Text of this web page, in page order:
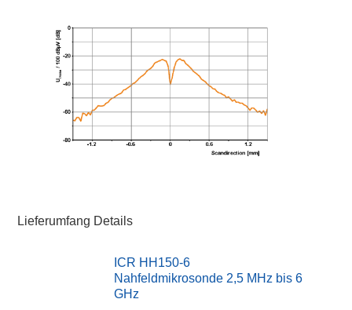
Lieferumfang Details
ICR HH150-6
Nahfeldmikrosonde 2,5 MHz bis 6
GHz